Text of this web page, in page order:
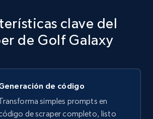
Availability, Reviews count, and
- Collects products by
clave del
de Golf Galaxy
de código
simples prompts en
de scraper completo, listo